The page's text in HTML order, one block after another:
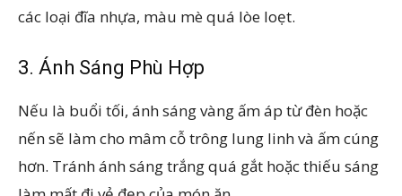
các loại đĩa nhựa, màu mè quá lòe loẹt.
3. Ánh Sáng Phù Hợp
Nếu là buổi tối, ánh sáng vàng ấm áp từ đèn hoặc
nến sẽ làm cho mâm cỗ trông lung linh và ấm cúng
hơn. Tránh ánh sáng trắng quá gắt hoặc thiếu sáng